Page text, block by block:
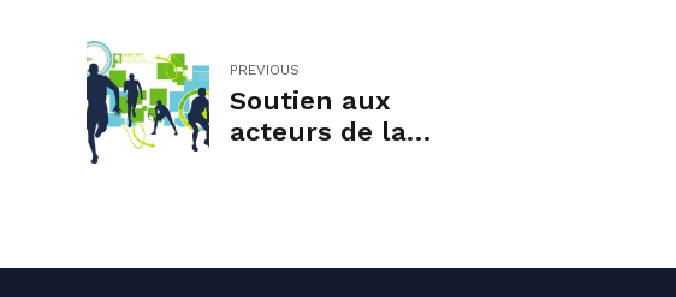
PREVIOUS
Soutien aux
acteurs de la